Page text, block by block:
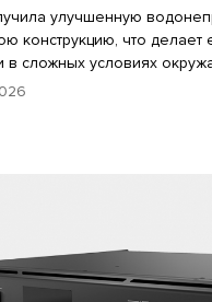
улучшенную
конструкцию, что
в сложных условиях